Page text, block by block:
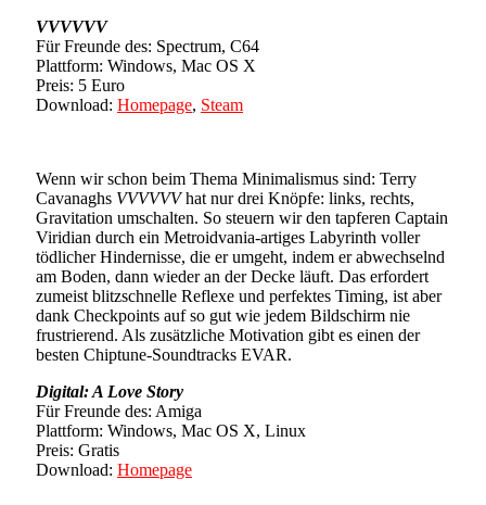
VVVVVV
Für Freunde des: Spectrum, C64
Plattform: Windows, Mac OS X
Preis: 5 Euro
Download: Homepage, Steam
Wenn wir schon beim Thema Minimalismus sind: Terry
Cavanaghs VVVVVVhat nur drei Knöpfe: links, rechts,
Gravitation umschalten. So steuern wir den tapferen Captain
Viridian durch ein Metroidvania-artiges Labyrinth voller
tödlicher Hindernisse, die er umgeht, indem er abwechselnd
am Boden, dann wieder an der Decke läuft. Das erfordert
zumeist blitzschnelle Reflexe und perfektes Timing, ist aber
dank Checkpoints auf so gut wie jedem Bildschirm nie
frustrierend. Als zusätzliche Motivation gibt es einen der
besten Chiptune-Soundtracks EVAR.
Digital: A Love Story
Für Freunde des: Amiga
Plattform: Windows, Mac OS X, Linux
Preis: Gratis
Download: Homepage